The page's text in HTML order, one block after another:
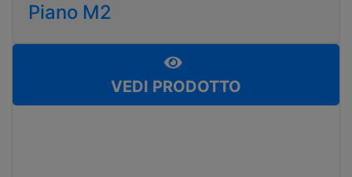
Piano M2
VEDI PRODOTTO